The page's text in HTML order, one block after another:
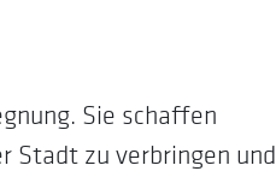
Sie schaffen
Stadt zu verbringen und